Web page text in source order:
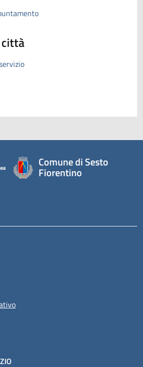
Comune di Sesto
Fiorentino